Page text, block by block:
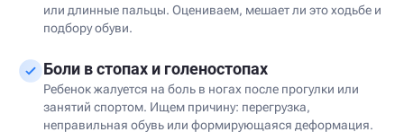
или длинные пальцы. Оцениваем, мешает ли это ходьбе и
подбору обуви.
Боли в стопах и голеностопах
Ребенок жалуется на боль в ногах после прогулки или
занятий спортом. Ищем причину: перегрузка,
неправильная обувь или формирующаяся деформация.